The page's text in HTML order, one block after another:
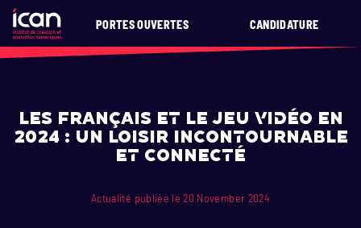
PORTES OUVERTES CANDIDATURE
Les Français et le Jeu Vidéo en
2024 : Un Loisir Incontournable
et Connecté
Actualité publiée le 20 November 2024